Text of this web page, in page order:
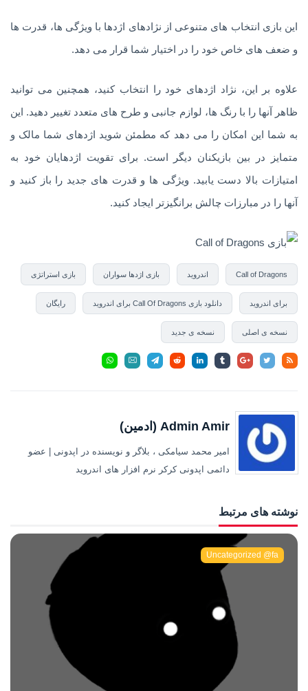
این بازی انتخاب های متنوعی از نژادهای اژدها با ویژگی ها، قدرت ها
و ضعف های خاص خود را در اختیار شما قرار می دهد.
علاوه بر این، نژاد اژدهای خود را انتخاب کنید، همچنین می توانید
ظاهر آنها را با رنگ ها، لوازم جانبی و طرح های متعدد تغییر دهید. این
به شما این امکان را می دهد که مطمئن شوید اژدهای شما مالک و
متمایز در بین بازیکنان دیگر است. برای تقویت اژدهایان خود به
امتیازات بالا دست یابید. ویژگی ها و قدرت های جدید را باز کنید و
آنها را در مبارزات چالش برانگیزتر ایجاد کنید.
Call of Dragons اندروید بازی اژدها سواران بازی استراتژی
برای اندروید دانلود بازی Call Of Dragons برای اندروید رایگان
نسخه ی اصلی نسخه ی جدید
Admin Amir (ادمین)
امیر محمد سیامکی ، بلاگر و نویسنده در اپدونی | عضو
دائمی اپدونی کرکر نرم افزار های اندروید
نوشته های مرتبط
Uncategorized @fa